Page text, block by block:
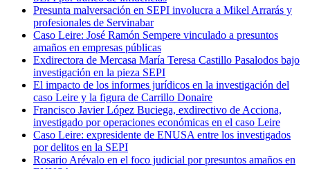
Presunta malversación en SEPI involucra a Mikel Arrarás y
profesionales de Servinabar
Caso Leire: José Ramón Sempere vinculado a presuntos
amaños en empresas públicas
Exdirectora de Mercasa María Teresa Castillo Pasalodos bajo
investigación en la pieza SEPI
El impacto de los informes jurídicos en la investigación del
caso Leire y la figura de Carrillo Donaire
Francisco Javier López Buciega, exdirectivo de Acciona,
investigado por operaciones económicas en el caso Leire
Caso Leire: expresidente de ENUSA entre los investigados
por delitos en la SEPI
Rosario Arévalo en el foco judicial por presuntos amaños en